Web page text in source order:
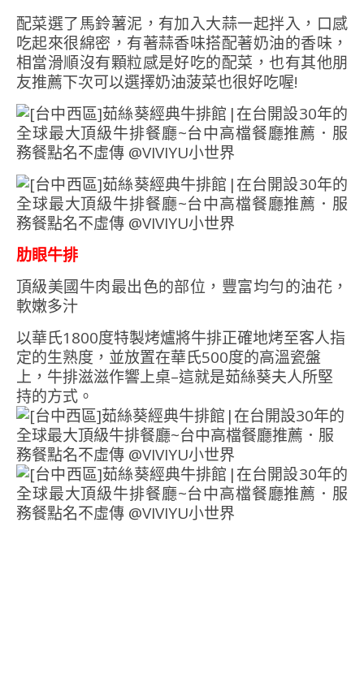
配菜選了馬鈴薯泥，有加入大蒜一起拌入，口感
吃起來很綿密，有著蒜香味搭配著奶油的香味，
相當滑順沒有顆粒感是好吃的配菜，也有其他朋
友推薦下次可以選擇奶油菠菜也很好吃喔!
肋眼牛排
頂級美國牛肉最出色的部位，豐富均勻的油花，
軟嫩多汁
以華氏1800度特製烤爐將牛排正確地烤至客人指
定的生熟度，並放置在華氏500度的高溫瓷盤
上，牛排滋滋作響上桌–這就是茹絲葵夫人所堅
持的方式。